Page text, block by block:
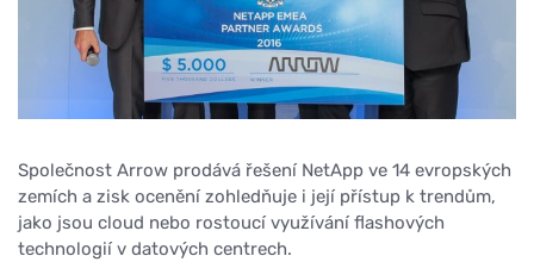
Společnost Arrow prodává řešení NetApp ve 14 evropských
zemích a zisk ocenění zohledňuje i její přístup k trendům,
jako jsou cloud nebo rostoucí využívání flashových
technologií v datových centrech.